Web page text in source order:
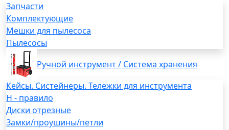
Запчасти
Комплектующие
Мешки для пылесоса
Пылесосы
Ручной инструмент / Система хранения
Кейсы. Систейнеры. Тележки для инструмента
H - правило
Диски отрезные
Замки/проушины/петли